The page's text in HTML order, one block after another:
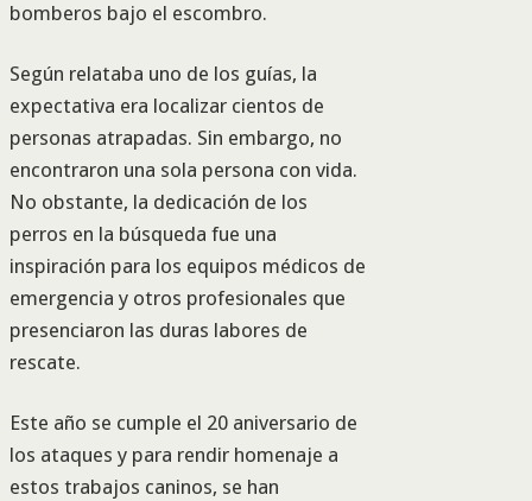
bomberos bajo el escombro.
Según relataba uno de los guías, la
expectativa era localizar cientos de
personas atrapadas. Sin embargo, no
encontraron una sola persona con vida.
No obstante, la dedicación de los
perros en la búsqueda fue una
inspiración para los equipos médicos de
emergencia y otros profesionales que
presenciaron las duras labores de
rescate.
Este año se cumple el 20 aniversario de
los ataques y para rendir homenaje a
estos trabajos caninos, se han